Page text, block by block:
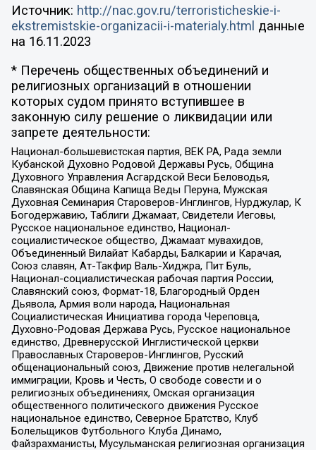
Источник: http://nac.gov.ru/terroristicheskie-i-
ekstremistskie-organizacii-i-materialy.html данные
на 16.11.2023
* Перечень общественных объединений и
религиозных организаций в отношении
которых судом принято вступившее в
законную силу решение о ликвидации или
запрете деятельности:
Национал-большевистская партия, ВЕК РА, Рада земли
Кубанской Духовно Родовой Державы Русь, Община
Духовного Управления Асгардской Веси Беловодья,
Славянская Община Капища Веды Перуна, Мужская
Духовная Семинария Староверов-Инглингов, Нурджулар, К
Богодержавию, Таблиги Джамаат, Свидетели Иеговы,
Русское национальное единство, Национал-
социалистическое общество, Джамаат мувахидов,
Объединенный Вилайат Кабарды, Балкарии и Карачая,
Союз славян, Ат-Такфир Валь-Хиджра, Пит Буль,
Национал-социалистическая рабочая партия России,
Славянский союз, Формат-18, Благородный Орден
Дьявола, Армия воли народа, Национальная
Социалистическая Инициатива города Череповца,
Духовно-Родовая Держава Русь, Русское национальное
единство, Древнерусской Инглистической церкви
Православных Староверов-Инглингов, Русский
общенациональный союз, Движение против нелегальной
иммиграции, Кровь и Честь, О свободе совести и о
религиозных объединениях, Омская организация
общественного политического движения Русское
национальное единство, Северное Братство, Клуб
Болельщиков Футбольного Клуба Динамо,
Файзрахманисты, Мусульманская религиозная организация